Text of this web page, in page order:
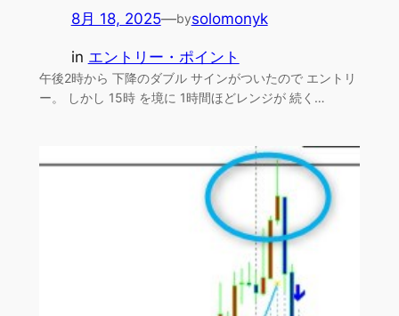
8月 18, 2025—bysolomonyk
in エントリー・ポイント
午後2時から 下降のダブル サインがついたので エントリ
ー。 しかし 15時 を境に 1時間ほどレンジが 続く…